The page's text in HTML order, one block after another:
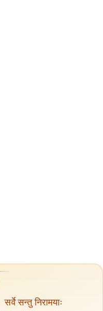
सर्वे सन्तु निरामयाः